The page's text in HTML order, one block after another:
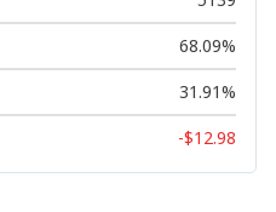
68.09%
31.91%
-$12.98